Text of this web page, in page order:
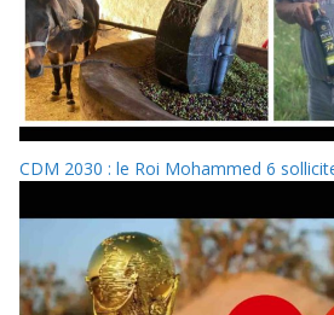
CDM 2030 : le Roi Mohammed 6